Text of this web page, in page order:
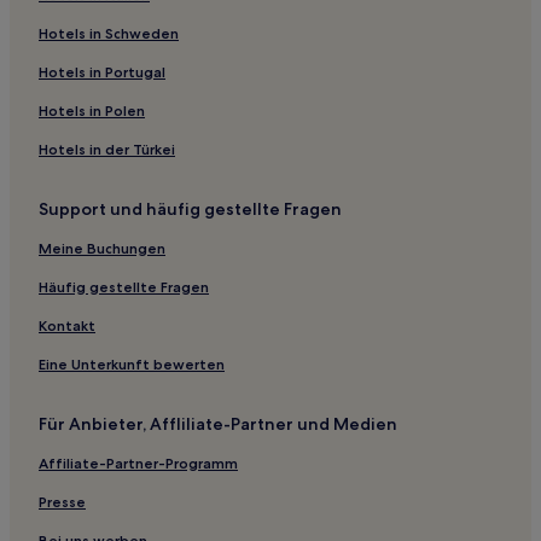
Hotels nahe Heimatmuseum von Kemijärvi
Onkamo Hotels
Hotels nahe Amethystmine
Hotels nahe Kunstzentrum Puustelli
Hotels nahe Asteli Strand
Hotels nahe Kairosmaja Sauna
Hotels nahe Keski-Luosto
Raajärvi Hotels
Korvala Hotels
Hotels nahe Ukko-Luosto Wanderweg
Hotels nahe Strand
Hotels nahe Alte Kirche
Hotels in Schweden
Hotels in Portugal
Hotels in Polen
Hotels in der Türkei
Support und häufig gestellte Fragen
Meine Buchungen
Häufig gestellte Fragen
Kontakt
Eine Unterkunft bewerten
Für Anbieter, Affliliate-Partner und Medien
Affiliate-Partner-Programm
Presse